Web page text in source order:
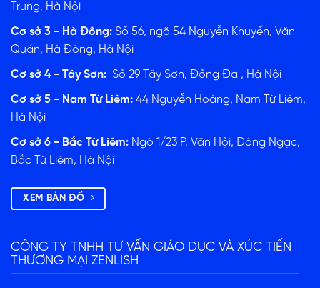
Trưng, Hà Nội
Cơ sở 3 - Hà Đông: Số 56, ngõ 54 Nguyễn Khuyến, Văn
Quán, Hà Đông, Hà Nội
Cơ sở 4 - Tây Sơn: Số 29 Tây Sơn, Đống Đa , Hà Nội
Cơ sở 5 - Nam Từ Liêm: 44 Nguyễn Hoàng, Nam Từ Liêm,
Hà Nội
Cơ sở 6 - Bắc Từ Liêm: Ngõ 1/23 P. Văn Hội, Đông Ngạc,
Bắc Từ Liêm, Hà Nội
XEM BẢN ĐỒ
CÔNG TY TNHH TƯ VẤN GIÁO DỤC VÀ XÚC TIẾN
THƯƠNG MẠI ZENLISH